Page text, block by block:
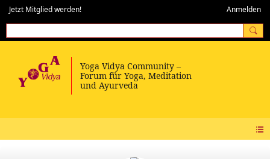
Jetzt Mitglied werden! Anmelden